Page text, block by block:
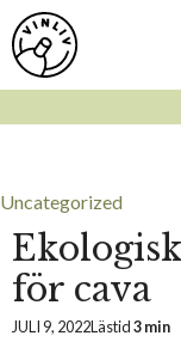
Hoppa
till
innehåll
Uncategorized
för cava
JULI 9, 2022Lästid3 min